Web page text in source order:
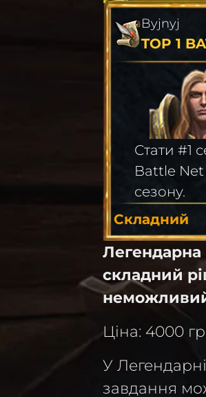
Byjnyj
TOP 1
Стати #1
Battle Net
сезону.
Складний
Легендарна
складний
Ціна: 4000
У
завдання